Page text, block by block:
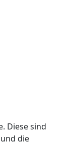
Diese sind
die